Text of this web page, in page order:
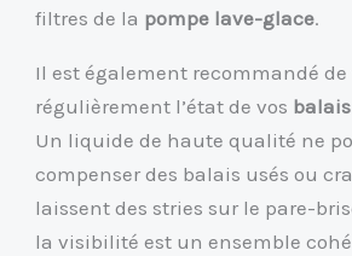
filtres de la pompe lave-glace.
Il est également recommandé
régulièrement l’état de vos
Un liquide de haute qualité ne
compenser des balais usés ou
laissent des stries sur le pare-
la visibilité est un ensemble